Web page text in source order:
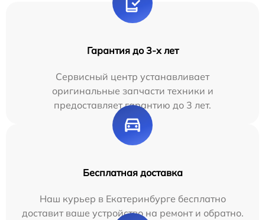
Гарантия до 3-х лет
Сервисный центр устанавливает
оригинальные запчасти техники и
предоставляет гарантию до 3 лет.
Бесплатная доставка
Наш курьер в Екатеринбурге бесплатно
доставит ваше устройство на ремонт и обратно.